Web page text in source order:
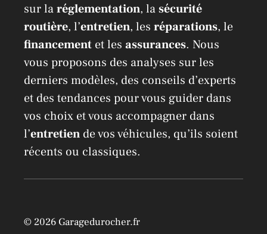
sur laréglementation, lasécurité
routière, l’entretien, les réparations, le
financement et les assurances. Nous
vous proposons des analyses sur les
derniers modèles, des conseils d’experts
et des tendances pour vous guider dans
vos choix et vous accompagner dans
l’entretien de vos véhicules, qu’ils soient
récents ou classiques.
© 2026 Garagedurocher.fr